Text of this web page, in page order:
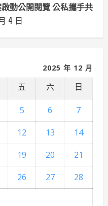
動公開閱覽 公私攜手共
4 日
2025 年 12 月
五 六 日
5 6
7
12 13
14
19 20
21
26 27
28